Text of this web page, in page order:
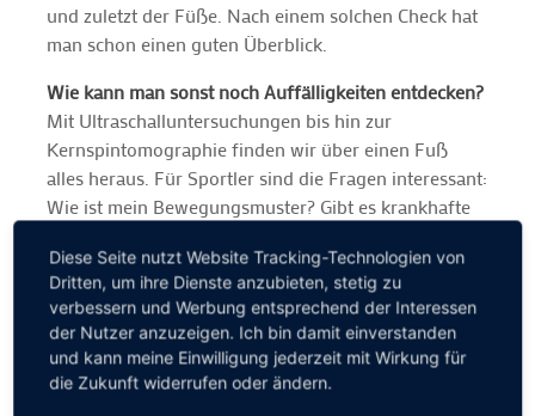
und zuletzt der Füße. Nach einem solchen Check hat
man schon einen guten Überblick.
Wie kann man sonst noch Auffälligkeiten entdecken?
Mit Ultraschalluntersuchungen bis hin zur
Kernspintomographie finden wir über einen Fuß
alles heraus. Für Sportler sind die Fragen interessant:
Wie ist mein Bewegungsmuster? Gibt es krankhafte
einer Fußdruckanalyse. Dabei steht der Patient auf
einer Matte, auf der sein Fußdruck einmal im Stehen,
also statisch unter Belastung, gemessen wird und
einmal dynamisch im Gehen. Hier sieht man etwaige
Veränderungen. Man kann im Grunde jedes
Diese Seite nutzt Website Tracking-Technologien von
Dritten, um ihre Dienste anzubieten, stetig zu
verbessern und Werbung entsprechend der Interessen
der Nutzer anzuzeigen. Ich bin damit einverstanden
und kann meine Einwilligung jederzeit mit Wirkung für
die Zukunft widerrufen oder ändern.